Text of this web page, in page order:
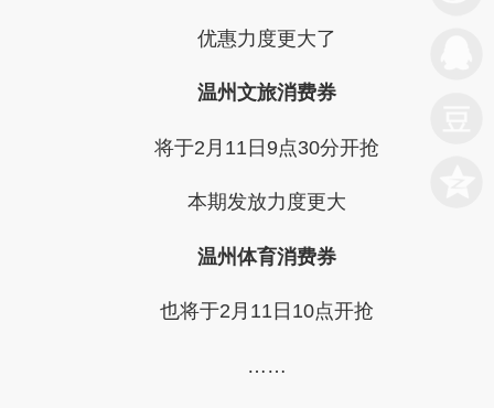
优惠力度更大了
温州文旅消费券
将于2月11日9点30分开抢
本期发放力度更大
温州体育消费券
也将于2月11日10点开抢
……